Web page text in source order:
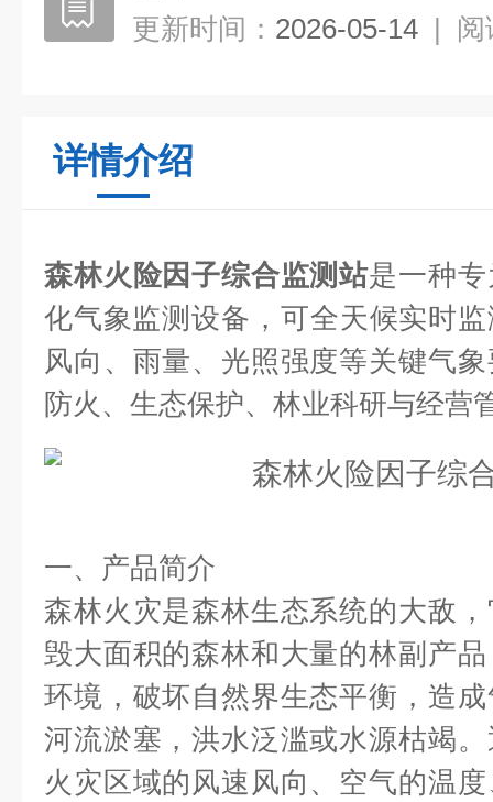
更新时间： 2026-05-14 | 阅
详情介绍
森林火险因子综合监测站是一种
化气象监测设备‌，可全天候实时监测温度、湿度、风速、
风向、雨量、光照强度等关键气
防火、生态保护、林业科研与经营
一、产品简介
森林火灾是森林生态系统的大敌
毁大面积的森林和大量的林副产
环境，破坏自然界生态平衡，造
河流淤塞，洪水泛滥或水源枯竭
火灾区域的风速风向、空气的温